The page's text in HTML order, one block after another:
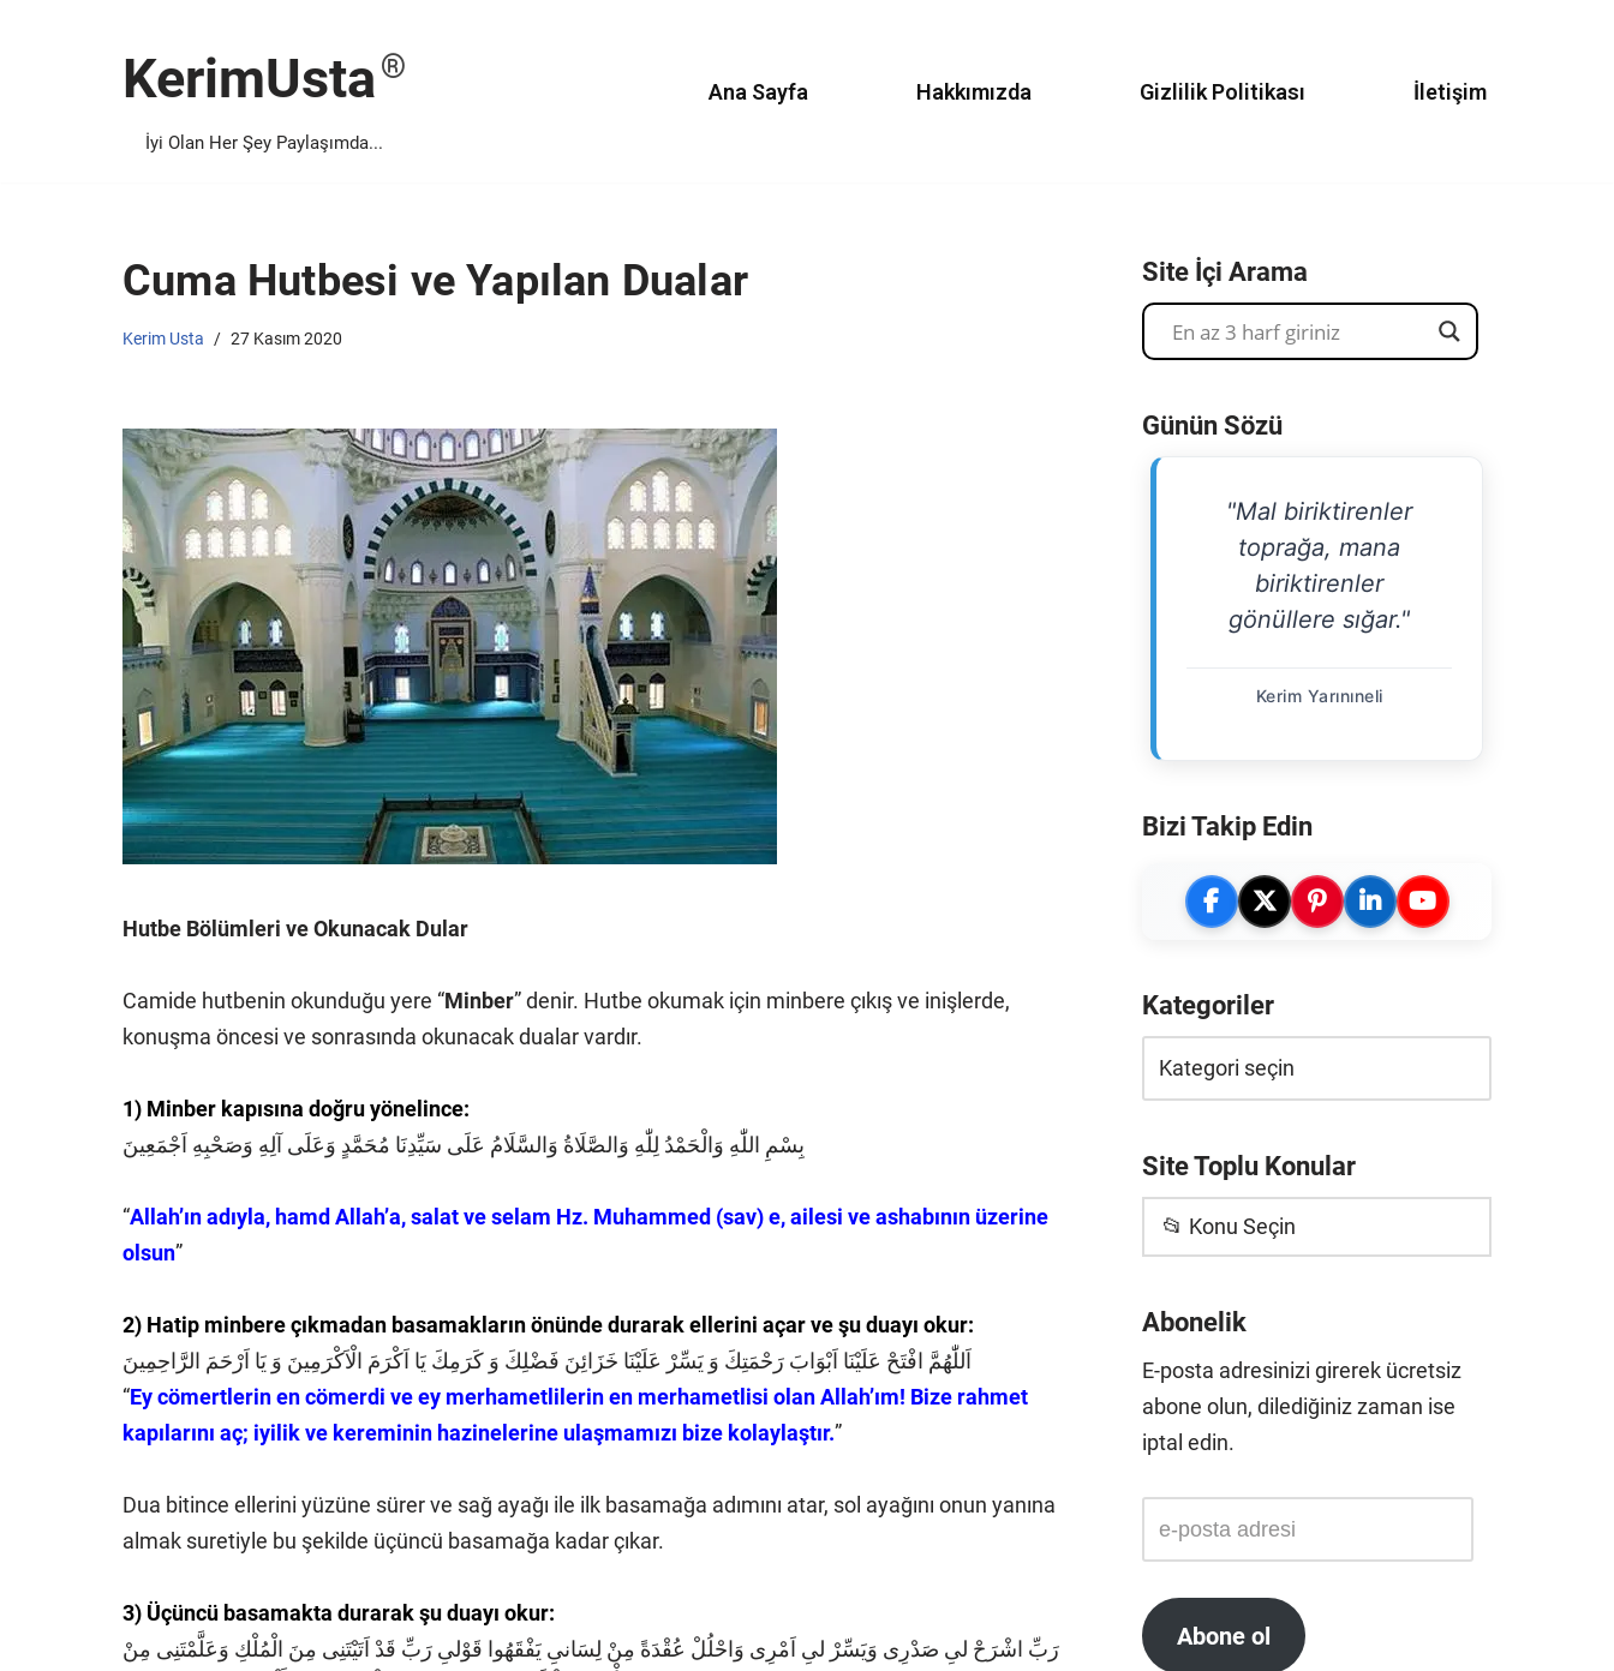
KerimUsta
İyi Olan Her Şey Paylaşımda...
Ana Sayfa Hakkımızda Gizlilik Politikası İletişim
Cuma Hutbesi ve Yapılan Dualar
Kerim Usta 27 Kasım 2020
Hutbe Bölümleri ve Okunacak Dular
Camide hutbenin okunduğu yere “Minber” denir. Hutbe okumak için minbere çıkış ve inişlerde,
konuşma öncesi ve sonrasında okunacak dualar vardır.
1) Minber kapısına doğru yönelince:
بِسْمِ اللّٰهِ وَالْحَمْدُ لِلّٰهِ وَالصَّلَاةُ وَالسَّلَامُ عَلَى سَيِّدِنَا مُحَمَّدٍ وَعَلَى آلِهِ وَصَحْبِهِ اَجْمَعِينَ
“Allah’ın adıyla, hamd Allah’a, salat ve selam Hz. Muhammed (sav) e, ailesi ve ashabının üzerine
olsun”
2) Hatip minbere çıkmadan basamakların önünde durarak ellerini açar ve şu duayı okur:
اَللّٰهُمَّ افْتَحْ عَلَيْنَا اَبْوَابَ رَحْمَتِكَ وَ يَسِّرْ عَلَيْنَا خَزَائِنَ فَضْلِكَ وَ كَرَمِكَ يَا اَكْرَمَ الْاَكْرَمِينَ وَ يَا اَرْحَمَ الرَّاحِمِينَ
“Ey cömertlerin en cömerdi ve ey merhametlilerin en merhametlisi olan Allah’ım! Bize rahmet
kapılarını aç; iyilik ve kereminin hazinelerine ulaşmamızı bize kolaylaştır.”
Dua bitince ellerini yüzüne sürer ve sağ ayağı ile ilk basamağa adımını atar, sol ayağını onun yanına
almak suretiyle bu şekilde üçüncü basamağa kadar çıkar.
3) Üçüncü basamakta durarak şu duayı okur:
رَبِّ اشْرَحْ لىِ صَدْرِى وَيَسِّرْ لىِ اَمْرِى وَاحْلُلْ عُقْدَةً مِنْ لِسَانىِ يَفْقَهُوا قَوْلىِ رَبِّ قَدْ اَتَيْتَنِى مِنَ الْمُلْكِ وَعَلَّمْتَنِى مِنْ
Site İçi Arama
Günün Sözü
"Mal biriktirenler
toprağa, mana
biriktirenler
gönüllere sığar."
Kerim Yarınıneli
Bizi Takip Edin
Kategoriler
Site Toplu Konular
📂 Konu Seçin
Abonelik
E-posta adresinizi girerek ücretsiz
abone olun, dilediğiniz zaman ise
iptal edin.
Abone ol